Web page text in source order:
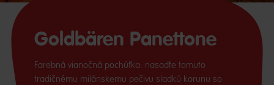
Goldbären Panettone
Farebná vianočná pochúťka: nasaďte tomuto
tradičnému milánskemu pečivu sladkú korunu so